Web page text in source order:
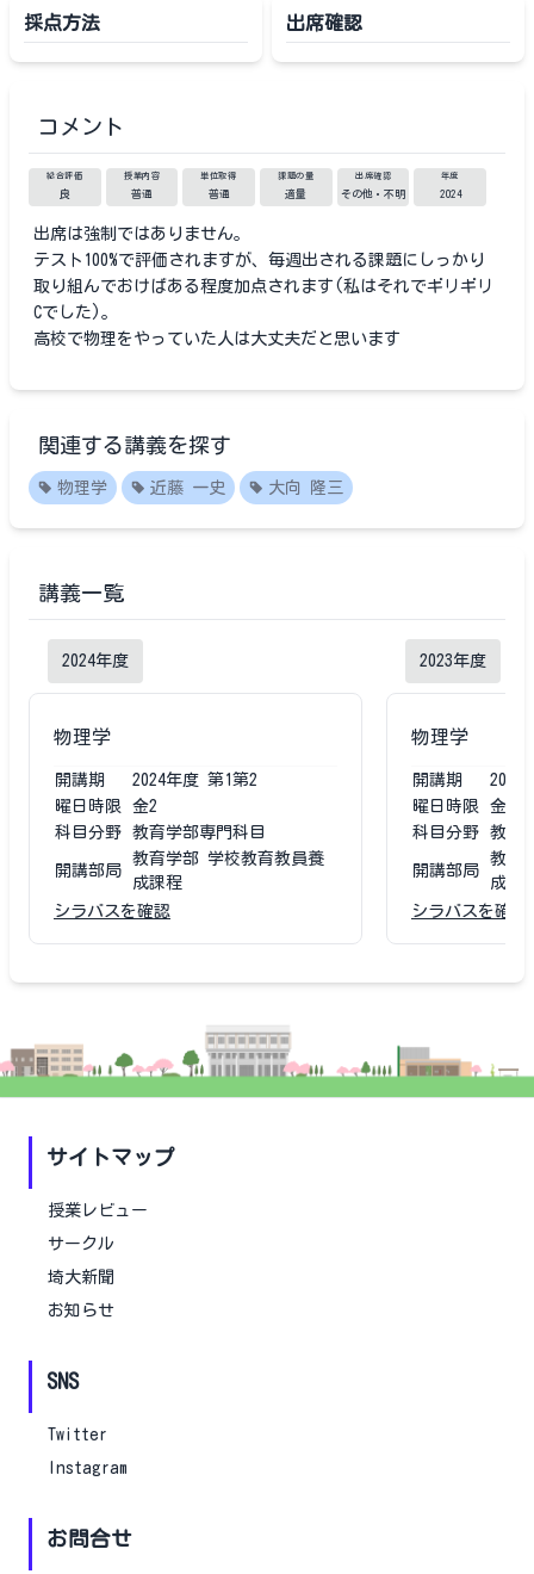
採点方法 出席確認
コメント
総合評価
良
授業内容
普通
単位取得
普通
課題の量
適量
出席確認
その他・不明
年度
2024
出席は強制ではありません。
テスト100%で評価されますが、毎週出される課題にしっかり
取り組んでおけばある程度加点されます(私はそれでギリギリ
Cでした)。
高校で物理をやっていた人は大丈夫だと思います
関連する講義を探す
物理学 近藤 一史 大向 隆三
講義一覧
2024年度
物理学
開講期 2024年度 第1第2
曜日時限
金2
科目分野
教育学部専門科目
開講部局
教育学部 学校教育教員養
成課程
シラバスを確認
2023年度
物理学
開講期 2023
曜日時限
金2
科目分野
教育
開講部局
教育
成課
シラバスを確認
サイトマップ
授業レビュー
サークル
埼大新聞
お知らせ
SNS
Twitter
Instagram
お問合せ